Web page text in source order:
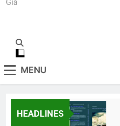
Gia
MENU
HEADLINES